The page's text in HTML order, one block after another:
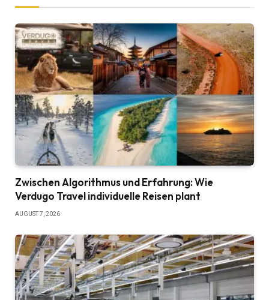
Zwischen Algorithmus und Erfahrung: Wie
Verdugo Travel individuelle Reisen plant
AUGUST 7, 2026